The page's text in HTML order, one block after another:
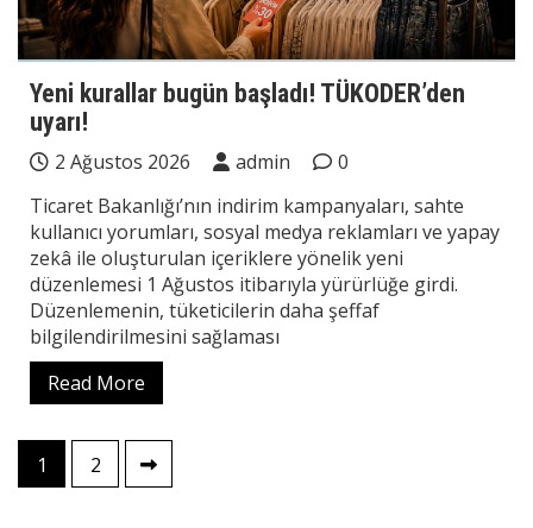
Yeni kurallar bugün başladı! TÜKODER’den
uyarı!
2 Ağustos 2026 admin
0
Ticaret Bakanlığı’nın indirim kampanyaları, sahte
kullanıcı yorumları, sosyal medya reklamları ve yapay
zekâ ile oluşturulan içeriklere yönelik yeni
düzenlemesi 1 Ağustos itibarıyla yürürlüğe girdi.
Düzenlemenin, tüketicilerin daha şeffaf
bilgilendirilmesini sağlaması
Read More
Yazı
sayfalaması
1 2